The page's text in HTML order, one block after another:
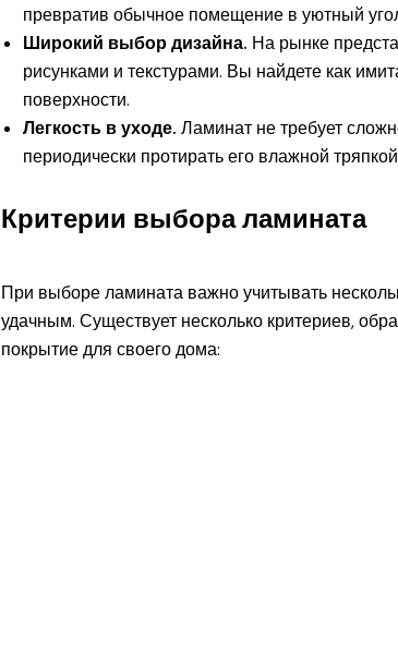
превратив обычное помещение в уютный
Широкий выбор дизайна. На рынке
рисунками и текстурами. Вы найдете как
поверхности.
Легкость в уходе. Ламинат не требует
периодически протирать его влажной
Критерии выбора ламината
При выборе ламината важно учитывать
удачным. Существует несколько критериев,
покрытие для своего дома: